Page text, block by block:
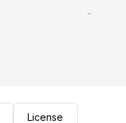
-
License